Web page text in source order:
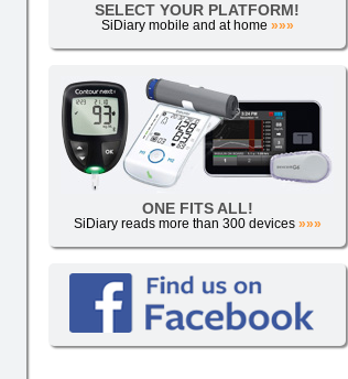
SELECT YOUR PLATFORM!
SiDiary mobile and at home »»»
ONE FITS ALL!
SiDiary reads more than 300 devices »»»